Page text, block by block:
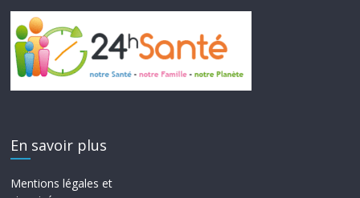
En savoir plus
Mentions légales et